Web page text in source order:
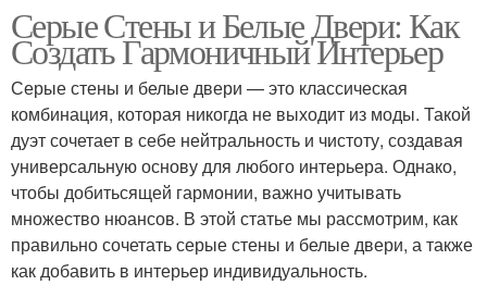
Серые Стены и Белые Двери: Как
Создать Гармоничный Интерьер
Серые стены и белые двери — это классическая
комбинация, которая никогда не выходит из моды. Такой
дуэт сочетает в себе нейтральность и чистоту, создавая
универсальную основу для любого интерьера. Однако,
чтобы добитьсящей гармонии, важно учитывать
множество нюансов. В этой статье мы рассмотрим, как
правильно сочетать серые стены и белые двери, а также
как добавить в интерьер индивидуальность.